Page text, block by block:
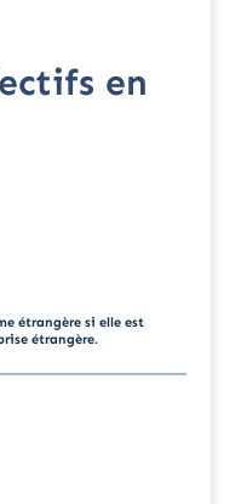
en
étrangère si elle est
étrangère.